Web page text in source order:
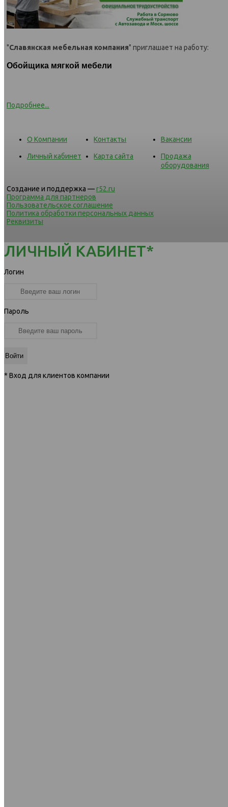
"Славянская мебельная компания" приглашает на работу:
Обойщика мягкой мебели
Подробнее...
О Компании Контакты Вакансии
Личный кабинет Карта сайта
Продажа
оборудования
Создание и поддержка —r52.ru
Программа для партнеров
Пользовательское соглашение
Политика обработки персональных данных
Реквизиты
ЛИЧНЫЙ КАБИНЕТ*
Логин
Пароль
* Вход для клиентов компании